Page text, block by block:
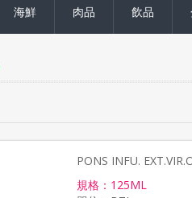
海鮮 肉品 飲品
PONS INFU.
規格：125ML